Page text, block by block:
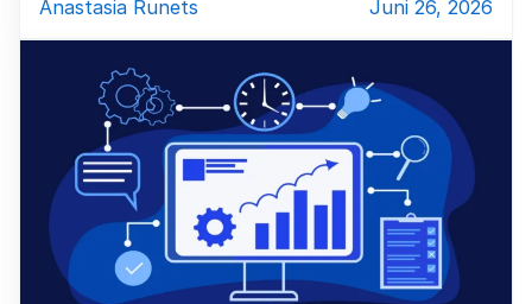
Anastasia Runets Juni 26, 2026